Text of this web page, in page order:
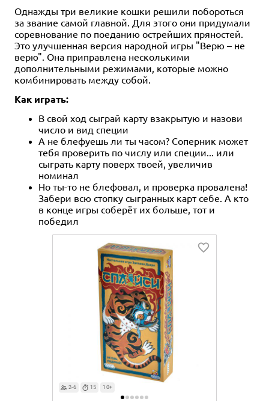
Однажды три великие кошки решили побороться
за звание самой главной. Для этого они придумали
соревнование по поеданию острейших пряностей.
Это улучшенная версия народной игры "Верю – не
верю". Она приправлена несколькими
дополнительными режимами, которые можно
комбинировать между собой.
Как играть:
В свой ход сыграй карту взакрытую и назови
число и вид специи
А не блефуешь ли ты часом? Соперник может
тебя проверить по числу или специи... или
сыграть карту поверх твоей, увеличив
номинал
Но ты-то не блефовал, и проверка провалена!
Забери всю стопку сыгранных карт себе. А кто
в конце игры соберёт их больше, тот и
победил
2-6 15 10+